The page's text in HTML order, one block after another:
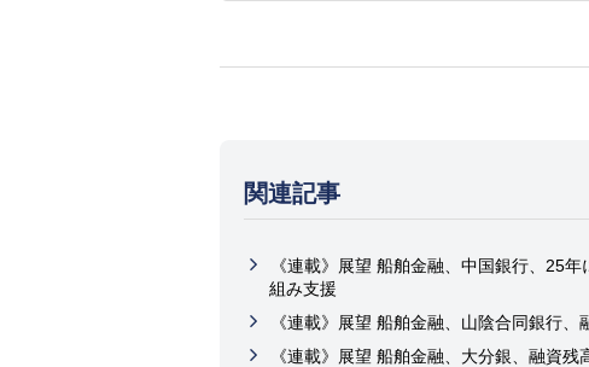
関連記事
《連載》展望 船舶金融、中国銀行、25
組み支援
《連載》展望 船舶金融、山陰合同銀行
《連載》展望 船舶金融、大分銀、融資